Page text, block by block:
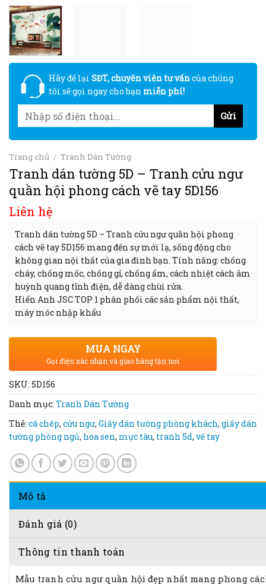
Hãy để lại SĐT, chuyên viên tư vấncủa chúng
tôi sẽ gọi ngay cho bạn miễn phí!
Trang chủ / Tranh Dán Tường
Tranh dán tường 5D – Tranh cửu ngư
quần hội phong cách vẽ tay 5D156
Liên hệ
Tranh dán tường 5D – Tranh cửu ngư quần hội phong
cách vẽ tay 5D156 mang đến sự mới lạ, sống động cho
không gian nội thất của gia đình bạn. Tính năng: chống
cháy, chống mốc, chống gỉ, chống ẩm, cách nhiệt cách âm
huỳnh quang tĩnh điện, dễ dàng chùi rửa.
Hiển Anh JSC TOP 1 phân phối các sản phẩm nội thất,
máy móc nhập khẩu
MUA NGAY
Gọi điện xác nhận và giao hàng tận nơi
SKU: 5D156
Danh mục: Tranh Dán Tường
Thẻ: cá chép, cửu ngư, Giấy dán tường phòng khách, giấy dán
tường phòng ngủ, hoa sen, mực tàu, tranh 5d, vẽ tay
Mô tả
Đánh giá (0)
Thông tin thanh toán
Mẫu tranh cửu ngư quần hội đẹp nhất mang phong